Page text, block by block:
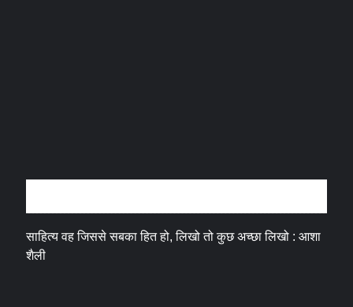
साहित्य वह जिससे सबका हित हो, लिखो तो कुछ अच्छा लिखो : आशा
शैली